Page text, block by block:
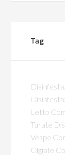
Tag
Letto
Turate
Vespe
Olgiate